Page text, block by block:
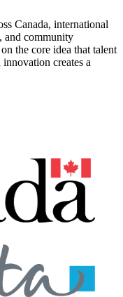
Canada, international
and community
the core idea that talent
creates a